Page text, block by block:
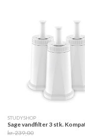
STUDYSHOP
kr. 239,00